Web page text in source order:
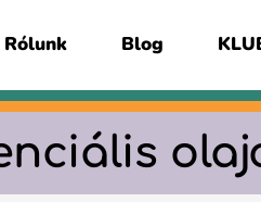
Rólunk Blog